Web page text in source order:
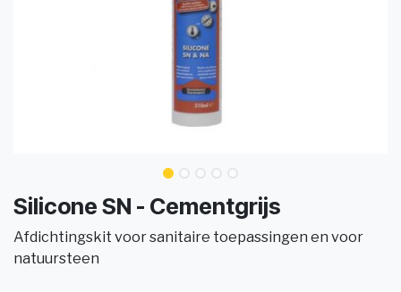
Silicone SN - Cementgrijs
Afdichtingskit voor sanitaire toepassingen en voor
natuursteen